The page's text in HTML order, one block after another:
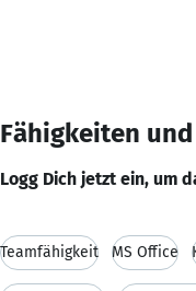
Fähigkeiten
Logg Dich jetzt ein, um
Teamfähigkeit MS Office